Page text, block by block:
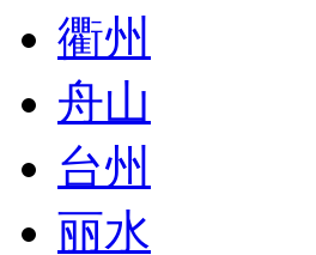
衢州
舟山
台州
丽水